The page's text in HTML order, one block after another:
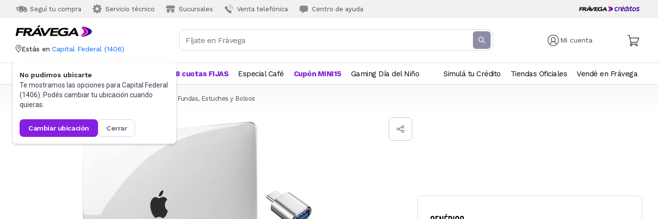
Seguí tu compra Servicio técnico Sucursales Venta telefónica Centro de ayuda
Mi cuenta
Estás en Capital Federal (1406)
No pudimos ubicarte
Te mostramos las opciones para Capital Federal
(1406). Podés cambiar tu ubicación cuando
quieras.
cambiar ubicación cerrar
Categorías Más Vendidos 18 cuotas FIJAS Especial Café Cupón MINI15 Gaming Día del Niño Simulá tu Crédito Tiendas Oficiales Vendé en Frávega
Frávega Informática Accesorios de Informática Fundas, Estuches y Bolsos